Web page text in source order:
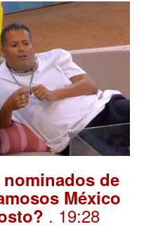
de
México
. 19:28